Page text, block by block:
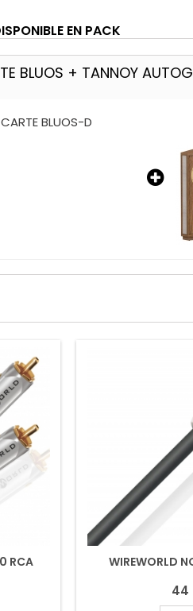
EN PACK
BLUOS + TANNOY
BLUOS-D
RCA WIREWORLD
44